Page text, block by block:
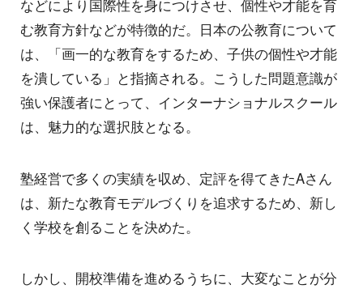
などにより国際性を身につけさせ、個性や才能を育
む教育方針などが特徴的だ。日本の公教育について
は、「画一的な教育をするため、子供の個性や才能
を潰している」と指摘される。こうした問題意識が
強い保護者にとって、インターナショナルスクール
は、魅力的な選択肢となる。
塾経営で多くの実績を収め、定評を得てきたAさん
は、新たな教育モデルづくりを追求するため、新し
く学校を創ることを決めた。
しかし、開校準備を進めるうちに、大変なことが分